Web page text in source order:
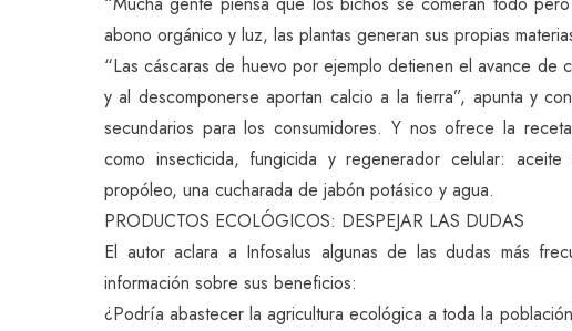
abono orgánico y luz, las plantas generan sus propias
“Las cáscaras de huevo por ejemplo detienen el avance de
y al descomponerse aportan calcio a la tierra”, apunta y
secundarios para los consumidores. Y nos ofrece la
como insecticida, fungicida y regenerador celular:
propóleo, una cucharada de jabón potásico y agua.
PRODUCTOS ECOLÓGICOS: DESPEJAR LAS DUDAS
El autor aclara a Infosalus algunas de las dudas más
información sobre sus beneficios:
¿Podría abastecer la agricultura ecológica a toda la